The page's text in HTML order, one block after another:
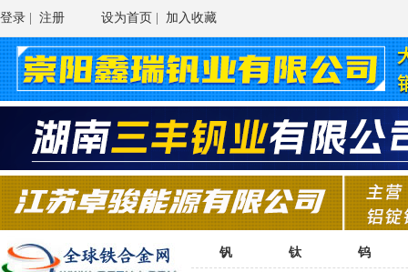
登录 注册 设为首页 加入收藏
钒 钛 钨